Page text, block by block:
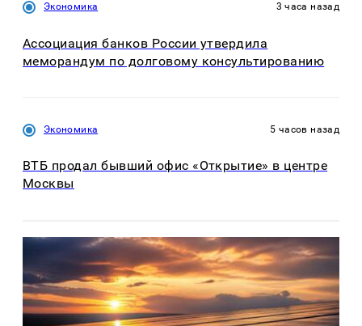
Экономика 3 часа назад
Ассоциация банков России утвердила
меморандум по долговому консультированию
Экономика 5 часов назад
ВТБ продал бывший офис «Открытие» в центре
Москвы